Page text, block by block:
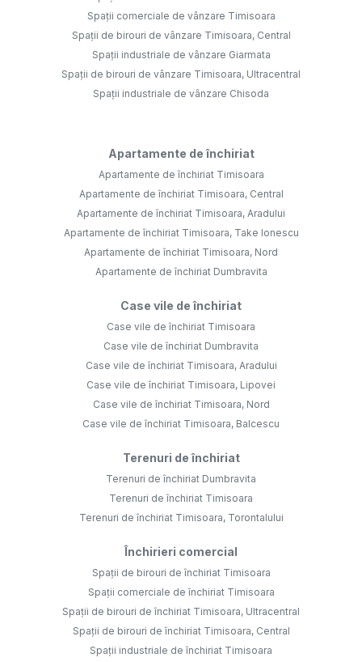
Spații comerciale de vânzare Timisoara
Spații de birouri de vânzare Timisoara, Central
Spații industriale de vânzare Giarmata
Spații de birouri de vânzare Timisoara, Ultracentral
Spații industriale de vânzare Chisoda
Apartamente de închiriat
Apartamente de închiriat Timisoara
Apartamente de închiriat Timisoara, Central
Apartamente de închiriat Timisoara, Aradului
Apartamente de închiriat Timisoara, Take Ionescu
Apartamente de închiriat Timisoara, Nord
Apartamente de închiriat Dumbravita
Case vile de închiriat
Case vile de închiriat Timisoara
Case vile de închiriat Dumbravita
Case vile de închiriat Timisoara, Aradului
Case vile de închiriat Timisoara, Lipovei
Case vile de închiriat Timisoara, Nord
Case vile de închiriat Timisoara, Balcescu
Terenuri de închiriat
Terenuri de închiriat Dumbravita
Terenuri de închiriat Timisoara
Terenuri de închiriat Timisoara, Torontalului
Închirieri comercial
Spații de birouri de închiriat Timisoara
Spații comerciale de închiriat Timisoara
Spații de birouri de închiriat Timisoara, Ultracentral
Spații de birouri de închiriat Timisoara, Central
Spații industriale de închiriat Timisoara